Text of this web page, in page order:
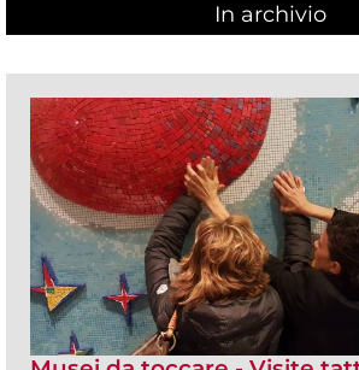
In archivio